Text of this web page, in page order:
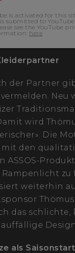
is activated for this
submitted to YouTube
see the YouTube
here
der Partner
Neu
wird
Die
mit den
ASSOS-
zu
weiterhin
das schlichte,
als Saisonstart